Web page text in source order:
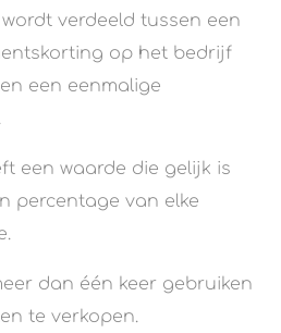
verdeeld tussen een
op het bedrijf
een eenmalige
een waarde die gelijk is
percentage van elke
dan één keer gebruiken
te verkopen.